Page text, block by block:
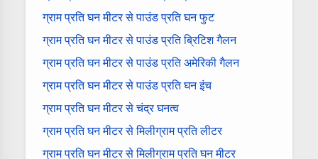
ग्राम प्रति घन मीटर से पाउंड प्रति घन फुट
ग्राम प्रति घन मीटर से पाउंड प्रति ब्रिटिश गैलन
ग्राम प्रति घन मीटर से पाउंड प्रति अमेरिकी गैलन
ग्राम प्रति घन मीटर से पाउंड प्रति घन इंच
ग्राम प्रति घन मीटर से चंद्र घनत्व
ग्राम प्रति घन मीटर से मिलीग्राम प्रति लीटर
ग्राम प्रति घन मीटर से मिलीग्राम प्रति घन मीटर